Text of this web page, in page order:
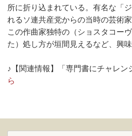
所に折り込まれている。有名な「
れるソ連共産党からの当時の芸術
この作曲家独特の（ショスタコー
た）処し方が垣間見えるなど、興
♪【関連情報】「専門書にチャレン
ら